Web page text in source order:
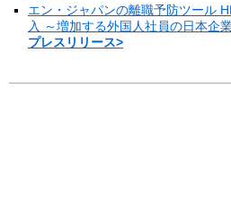
エン・ジャパンの離職予防ツール
入 ～増加する外国人社員の日本企
プレスリリース>